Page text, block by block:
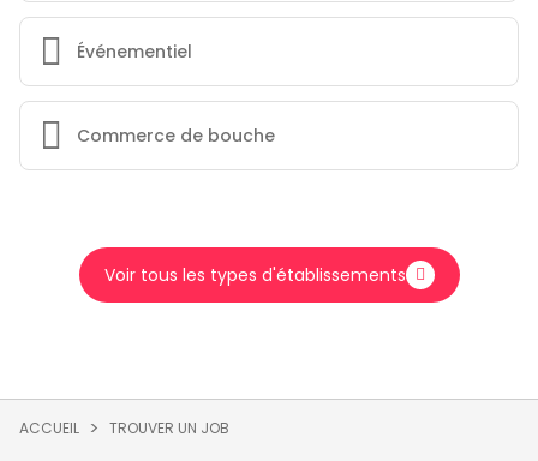
Événementiel
Commerce de bouche
Voir tous les types d'établissements
ACCUEIL TROUVER UN JOB